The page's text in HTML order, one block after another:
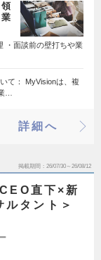
・面談前の壁打ちや業
て： MyVisionは、複
…
詳細へ
掲載期間 26/07/30～26/08/12
直下×新
タント＞